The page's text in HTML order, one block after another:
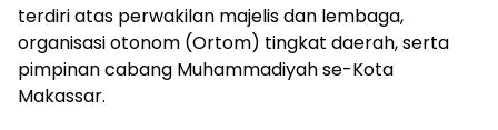
terdiri atas perwakilan majelis dan lembaga,
organisasi otonom (Ortom) tingkat daerah, serta
pimpinan cabang Muhammadiyah se-Kota
Makassar.